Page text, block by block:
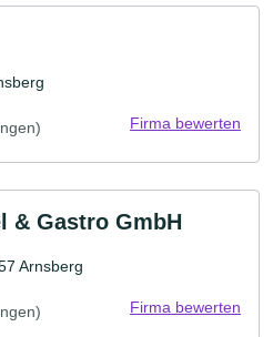
Firma bewerten
& Gastro GmbH
Arnsberg
Firma bewerten